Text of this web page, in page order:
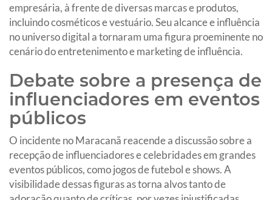
empresária, à frente de diversas marcas e produtos,
incluindo cosméticos e vestuário. Seu alcance e influência
no universo digital a tornaram uma figura proeminente no
cenário do entretenimento e marketing de influência.
Debate sobre a presença de
influenciadores em eventos
públicos
O incidente no Maracanã reacende a discussão sobre a
recepção de influenciadores e celebridades em grandes
eventos públicos, como jogos de futebol e shows. A
visibilidade dessas figuras as torna alvos tanto de